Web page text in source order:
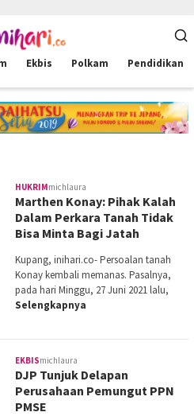
Ekbis Polkam Pendidikan
HUKRIMmichlaura
Marthen Konay: Pihak Kalah
Dalam Perkara Tanah Tidak
Bisa Minta Bagi Jatah
Kupang, inihari.co- Persoalan tanah
Konay kembali memanas. Pasalnya,
pada hari Minggu, 27 Juni 2021 lalu,
Selengkapnya
EKBISmichlaura
DJP Tunjuk Delapan
Perusahaan Pemungut PPN
PMSE